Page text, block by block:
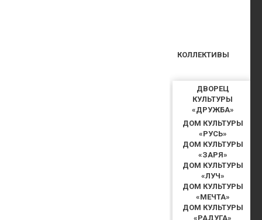
ДВОРЕЦ
КУЛЬТУРЫ
«ДРУЖБА»
ДОМ КУЛЬТУРЫ
«РУСЬ»
ДОМ КУЛЬТУРЫ
«ЗАРЯ»
ДОМ КУЛЬТУРЫ
«ЛУЧ»
ДОМ КУЛЬТУРЫ
«МЕЧТА»
ДОМ КУЛЬТУРЫ
«РАДУГА»
КОЛЛЕКТИВЫ